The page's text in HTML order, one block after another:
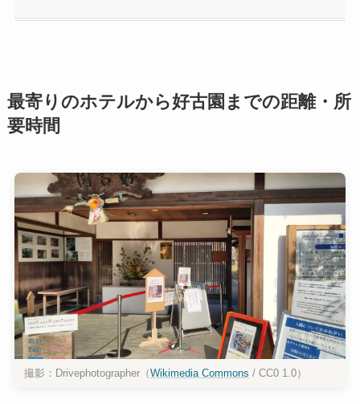
最寄りのホテルから好古園までの距離・所
要時間
撮影：Drivephotographer（Wikimedia Commons / CC0 1.0）